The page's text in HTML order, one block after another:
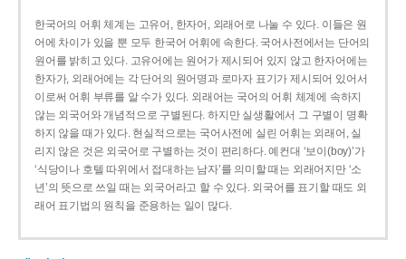
한국어의 어휘 체계는 고유어, 한자어, 외래어로 나눌 수 있다. 이들은 원
어에 차이가 있을 뿐 모두 한국어 어휘에 속한다. 국어사전에서는 단어의
원어를 밝히고 있다. 고유어에는 원어가 제시되어 있지 않고 한자어에는
한자가, 외래어에는 각 단어의 원어명과 로마자 표기가 제시되어 있어서
이로써 어휘 부류를 알 수가 있다. 외래어는 국어의 어휘 체계에 속하지
않는 외국어와 개념적으로 구별된다. 하지만 실생활에서 그 구별이 명확
하지 않을 때가 있다. 현실적으로는 국어사전에 실린 어휘는 외래어, 실
리지 않은 것은 외국어로 구별하는 것이 편리하다. 예컨대 ‘보이(boy)’가
‘식당이나 호텔 따위에서 접대하는 남자’를 의미할 때는 외래어지만 ‘소
년’의 뜻으로 쓰일 때는 외국어라고 할 수 있다. 외국어를 표기할 때도 외
래어 표기법의 원칙을 준용하는 일이 많다.